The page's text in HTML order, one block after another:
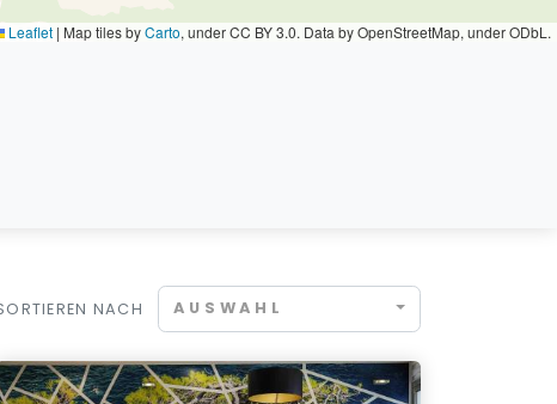
Leaflet | Map tiles byCarto, under CC BY 3.0. Data by OpenStreetMap, under ODbL.
NACH AUSWAHL